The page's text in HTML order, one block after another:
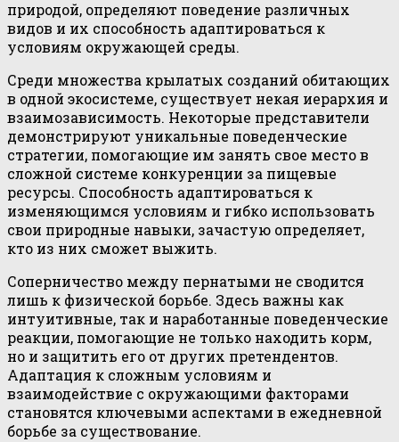
природой, определяют поведение различных
видов и их способность адаптироваться к
условиям окружающей среды.
Среди множества крылатых созданий обитающих
в одной экосистеме, существует некая иерархия и
взаимозависимость. Некоторые представители
демонстрируют уникальные поведенческие
стратегии, помогающие им занять свое место в
сложной системе конкуренции за пищевые
ресурсы. Способность адаптироваться к
изменяющимся условиям и гибко использовать
свои природные навыки, зачастую определяет,
кто из них сможет выжить.
Соперничество между пернатыми не сводится
лишь к физической борьбе. Здесь важны как
интуитивные, так и наработанные поведенческие
реакции, помогающие не только находить корм,
но и защитить его от других претендентов.
Адаптация к сложным условиям и
взаимодействие с окружающими факторами
становятся ключевыми аспектами в ежедневной
борьбе за существование.